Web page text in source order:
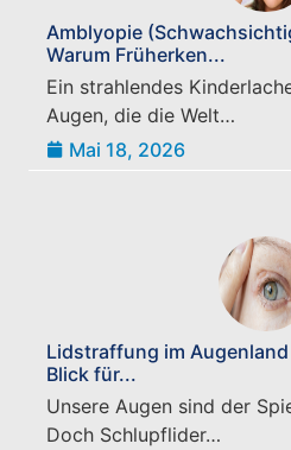
Amblyopie
Warum Früherken...
Ein strahlendes
Augen, die die Welt…
Mai 18, 2026
Lidstraffung im
Blick für...
Unsere Augen sind der
Doch Schlupflider…